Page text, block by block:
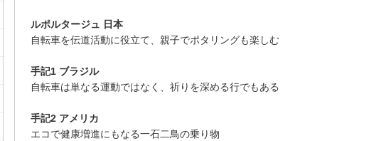
ルポルタージュ 日本
自転車を伝道活動に役立て、親子でポタリングも楽しむ
手記1 ブラジル
自転車は単なる運動ではなく、祈りを深める行でもある
手記2 アメリカ
エコで健康増進にもなる一石二鳥の乗り物